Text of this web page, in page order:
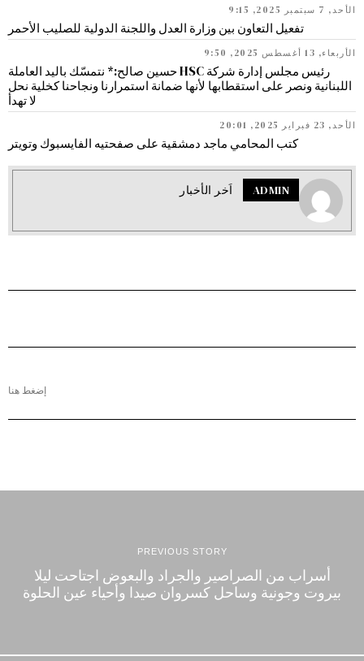
الأحد, 7 سبتمبر 2025, 9:15
تفعيل التعاون بين وزارة العدل واللجنة الدولية للصليب الأحمر
الأربعاء, 13 أغسطس 2025, 9:50
رئيس مجلس إدارة شركة HSC حسين صالح:* نتمسّك باليد العاملة
اللبنانية ونصر على استقطابها لأنها ضمانة استمرارنا ونجاحنا كخلية نحل
لا تهدأ
الأحد, 23 فبراير 2025, 20:01
كتب المحامي ماجد دمشقية على صفحتيه الفايسبوك وتويتر
ADMIN اَخر الأخبار
إضغط هنا
PREVIOUS STORY
أسراب من الصراصير والجراد والبعوض اجتاحت ليلا
بيروت وجونية وساحل كسروان صيدا وأحياء عين الحلوة